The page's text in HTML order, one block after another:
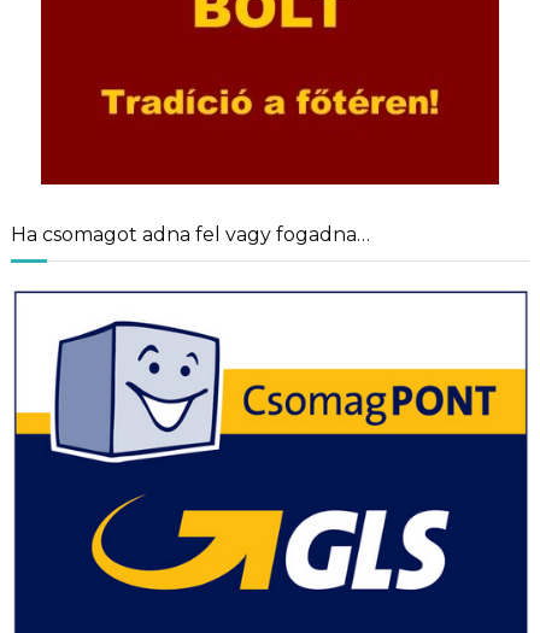
Ha csomagot adna fel vagy fogadna…